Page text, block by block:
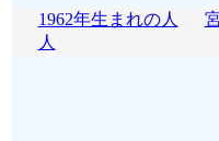
1962年生まれの人
人